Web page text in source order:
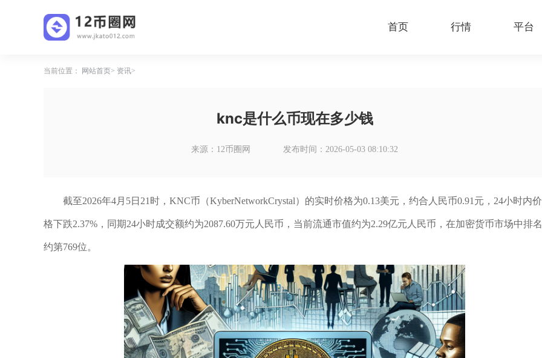
首页 行情 平台
当前位置： 网站首页 资讯
knc是什么币现在多少钱
来源：12币圈网 发布时间：2026-05-03 08:10:32
截至2026年4月5日21时，KNC币（KyberNetworkCrystal）的实时价格为0.13美元，约合人民币0.91元，24小时内价
格下跌2.37%，同期24小时成交额约为2087.60万元人民币，当前流通市值约为2.29亿元人民币，在加密货币市场中排名
约第769位。